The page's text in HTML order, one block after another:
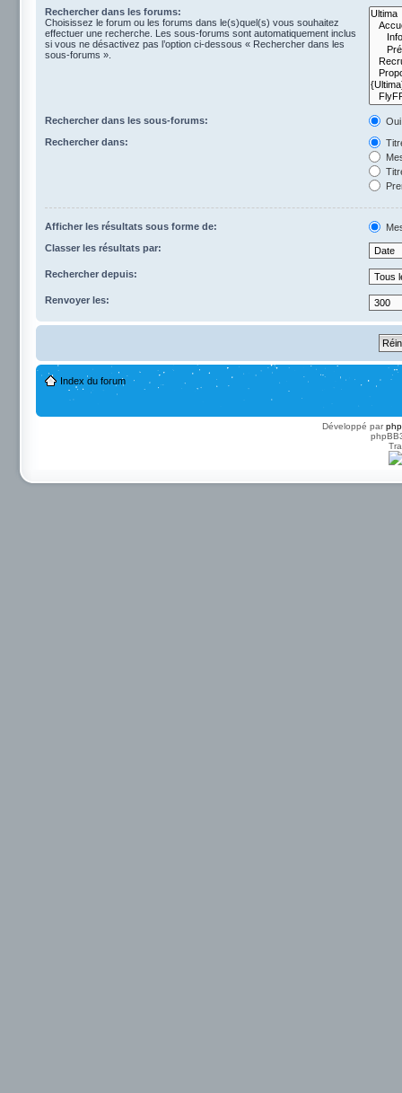
Rechercher dans les forums:
Choisissez le forum ou les forums dans le(s)quel(s) vous souhaitez
effectuer une recherche. Les sous-forums sont automatiquement inclus
si vous ne désactivez pas l’option ci-dessous « Rechercher dans les
sous-forums ».
Rechercher dans les sous-forums:
Oui
Rechercher dans:
Afficher les résultats sous forme de:
Classer les résultats par:
Rechercher depuis:
Renvoyer les:
Index du forum
Développé par